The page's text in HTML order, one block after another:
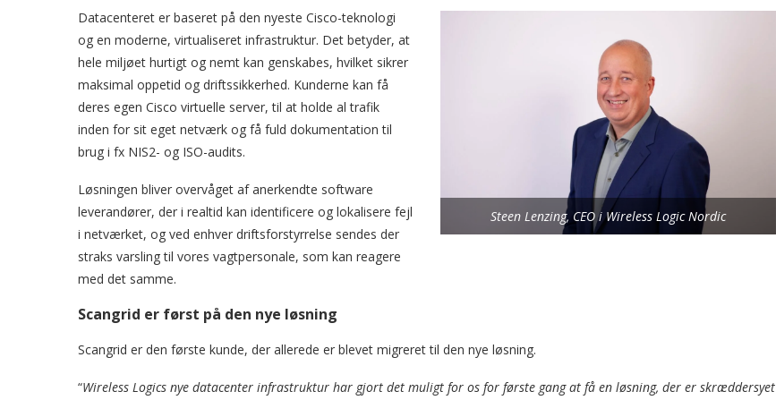
Steen Lenzing, CEO i Wireless Logic Nordic
Datacenteret er baseret på den nyeste Cisco-teknologi
og en moderne, virtualiseret infrastruktur. Det betyder, at
hele miljøet hurtigt og nemt kan genskabes, hvilket sikrer
maksimal oppetid og driftssikkerhed. Kunderne kan få
deres egen Cisco virtuelle server, til at holde al trafik
inden for sit eget netværk og få fuld dokumentation til
brug i fx NIS2- og ISO-audits.
Løsningen bliver overvåget af anerkendte software
leverandører, der i realtid kan identificere og lokalisere fejl
i netværket, og ved enhver driftsforstyrrelse sendes der
straks varsling til vores vagtpersonale, som kan reagere
med det samme.
Scangrid er først på den nye løsning
Scangrid er den første kunde, der allerede er blevet migreret til den nye løsning.
“Wireless Logics nye datacenter infrastruktur har gjort det muligt for os for første gang at få en løsning, der er skræddersyet